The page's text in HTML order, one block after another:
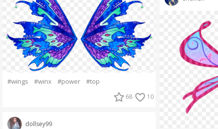
#wings #winx #power #top
68 10
dollsey99